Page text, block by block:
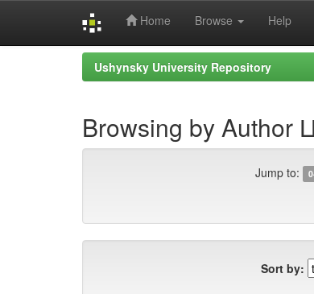
Home Browse Help
Ushynsky University Repository
Browsing by Author
Jump to:
Sort by: